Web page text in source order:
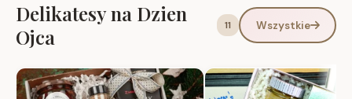
Delikatesy na Dzien
Ojca
11 Wszystkie